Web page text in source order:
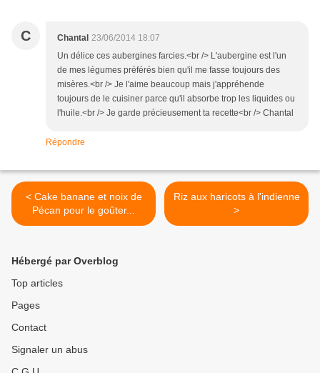
C Chantal 23/06/2014 18:07
Un délice ces aubergines farcies.<br /> L'aubergine est l'un
de mes légumes préférés bien qu'il me fasse toujours des
misères.<br /> Je l'aime beaucoup mais j'appréhende
toujours de le cuisiner parce qu'il absorbe trop les liquides ou
l'huile.<br /> Je garde précieusement ta recette<br /> Chantal
Répondre
< Cake banane et noix de
Pécan pour le goûter...
Riz aux haricots à l'indienne
>
Hébergé par Overblog
Top articles
Pages
Contact
Signaler un abus